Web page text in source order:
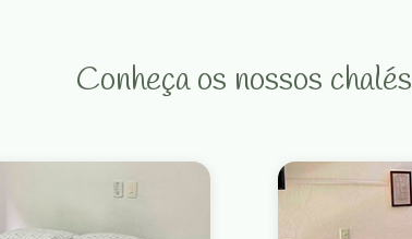
Conheça os nossos chalés